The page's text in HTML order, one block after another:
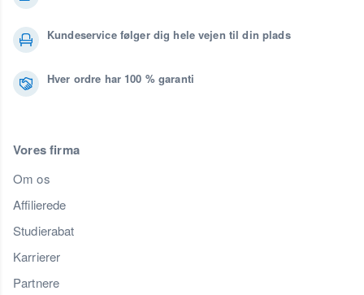
Kundeservice følger dig hele vejen til din plads
Hver ordre har 100 % garanti
Vores firma
Om os
Affilierede
Studierabat
Karrierer
Partnere